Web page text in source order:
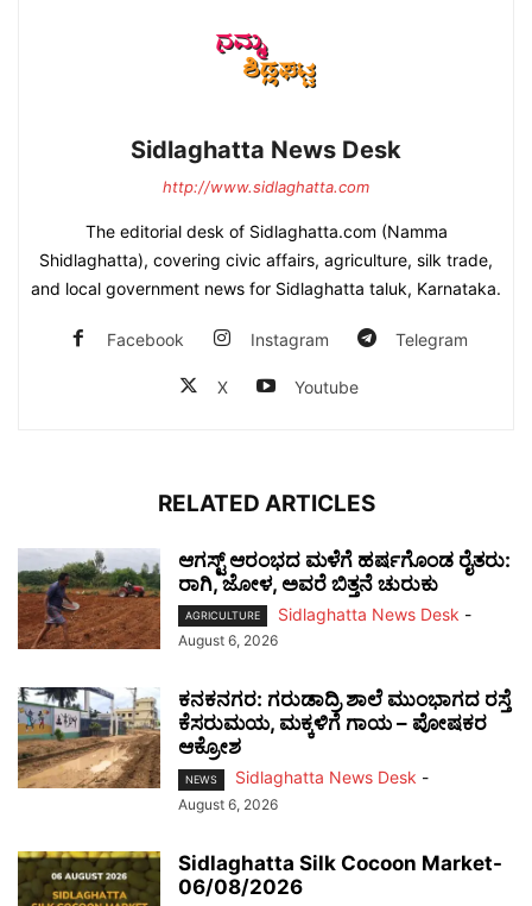
Sidlaghatta News Desk
http://www.sidlaghatta.com
The editorial desk of Sidlaghatta.com (Namma
Shidlaghatta), covering civic affairs, agriculture, silk trade,
and local government news for Sidlaghatta taluk, Karnataka.
Facebook Instagram Telegram
X Youtube
RELATED ARTICLES
ಆಗಸ್ಟ್ ಆರಂಭದ ಮಳೆಗೆ ಹರ್ಷಗೊಂಡ ರೈತರು:
ರಾಗಿ, ಜೋಳ, ಅವರೆ ಬಿತ್ತನೆ ಚುರುಕು
AGRICULTURE Sidlaghatta News Desk -
August 6, 2026
ಕನಕನಗರ: ಗರುಡಾದ್ರಿ ಶಾಲೆ ಮುಂಭಾಗದ ರಸ್ತೆ
ಕೆಸರುಮಯ, ಮಕ್ಕಳಿಗೆ ಗಾಯ – ಪೋಷಕರ
ಆಕ್ರೋಶ
NEWS Sidlaghatta News Desk -
August 6, 2026
Sidlaghatta Silk Cocoon Market-
06/08/2026